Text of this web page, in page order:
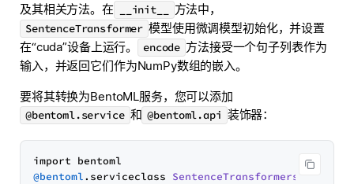
及其相关方法。在
__init__ 方法中，
SentenceTransformer 模型使用微调模型初始化，并设置
在“cuda”设备上运行。
encode 方法接受一个句子列表作为
输入，并返回它们作为NumPy数组的嵌入。
要将其转换为BentoML服务，您可以添加
@bentoml.service 和 @bentoml.api 装饰器：
@bentoml.serviceclass SentenceTransformers